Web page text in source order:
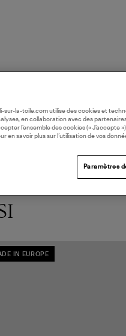
IN EUROPE
sur-la-toile.com utilise des cookies et
en collaboration avec des
l’ensemble des cookies («
en savoir plus sur l’utilisation de vos
Paramètres